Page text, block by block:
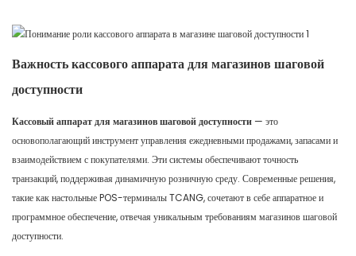
Важность кассового аппарата для магазинов шаговой
доступности
Кассовый аппарат для магазинов шаговой доступности — это
основополагающий инструмент управления ежедневными продажами, запасами и
взаимодействием с покупателями. Эти системы обеспечивают точность
транзакций, поддерживая динамичную розничную среду. Современные решения,
такие как настольные POS-терминалы TCANG, сочетают в себе аппаратное и
программное обеспечение, отвечая уникальным требованиям магазинов шаговой
доступности.